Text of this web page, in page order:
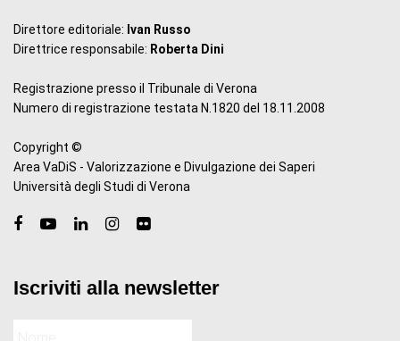
Direttore editoriale: Ivan Russo
Direttrice responsabile: Roberta Dini
Registrazione presso il Tribunale di Verona
Numero di registrazione testata N.1820 del 18.11.2008
Copyright ©
Area VaDiS - Valorizzazione e Divulgazione dei Saperi
Università degli Studi di Verona
Iscriviti alla newsletter